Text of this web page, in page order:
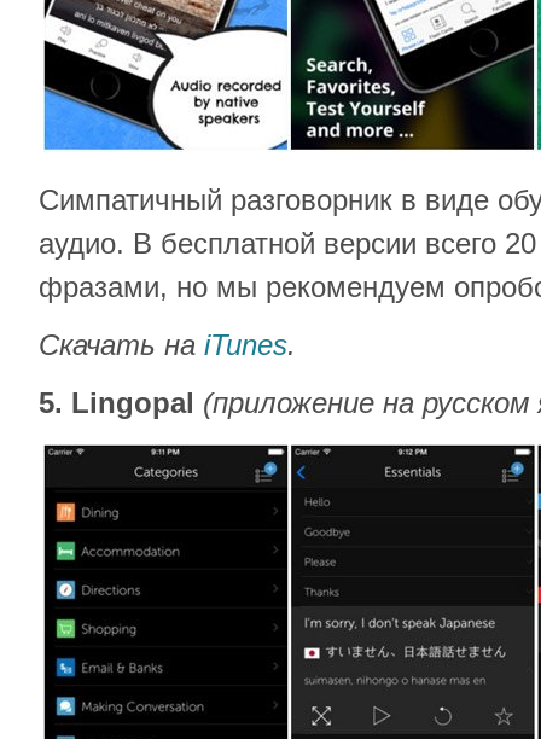
Симпатичный разговорник в виде
аудио. В бесплатной версии всего
фразами, но мы рекомендуем
Скачать на iTunes.
5. Lingopal (приложение на русском